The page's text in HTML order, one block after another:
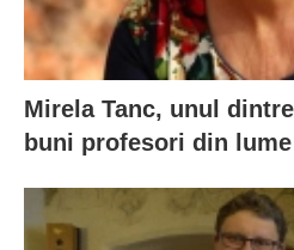
Mirela Tanc, unul
buni profesori din lume